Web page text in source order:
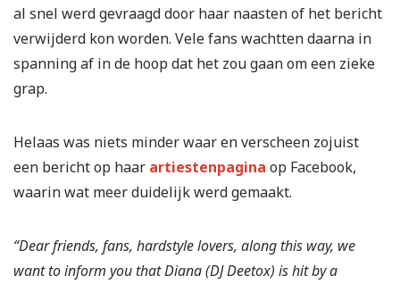
al snel werd gevraagd door haar naasten of het bericht
verwijderd kon worden. Vele fans wachtten daarna in
spanning af in de hoop dat het zou gaan om een zieke
grap.
Helaas was niets minder waar en verscheen zojuist
een bericht op haar artiestenpagina op Facebook,
waarin wat meer duidelijk werd gemaakt.
“Dear friends, fans, hardstyle lovers, along this way, we
want to inform you that Diana (DJ Deetox) is hit by a